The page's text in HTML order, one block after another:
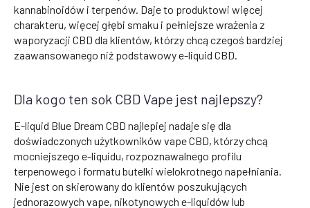
kannabinoidów i terpenów. Daje to produktowi więcej
charakteru, więcej głębi smaku i pełniejsze wrażenia z
waporyzacji CBD dla klientów, którzy chcą czegoś bardziej
zaawansowanego niż podstawowy e-liquid CBD.
Dla kogo ten sok CBD Vape jest najlepszy?
E-liquid Blue Dream CBD najlepiej nadaje się dla
doświadczonych użytkowników vape CBD, którzy chcą
mocniejszego e-liquidu, rozpoznawalnego profilu
terpenowego i formatu butelki wielokrotnego napełniania.
Nie jest on skierowany do klientów poszukujących
jednorazowych vape, nikotynowych e-liquidów lub